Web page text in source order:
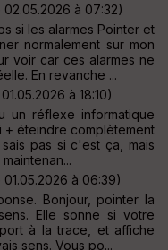
02.05.2026 à 07:32)
si les alarmes Pointer et
normalement sur mon
voir car ces alarmes ne
En revanche ...
à 18:10)
un réflexe informatique
+ éteindre complètement
pas si c'est ça, mais
à 06:39)
Bonjour, pointer la
Elle sonne si votre
à la trace, et affiche
sens. Vous po...